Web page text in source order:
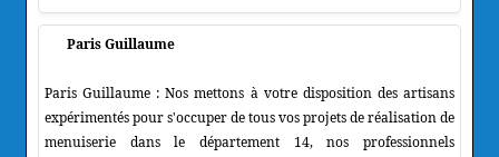
Paris Guillaume
Paris Guillaume : Nos mettons à votre disposition des artisans
expérimentés pour s'occuper de tous vos projets de réalisation de
menuiserie dans le département 14, nos professionnels